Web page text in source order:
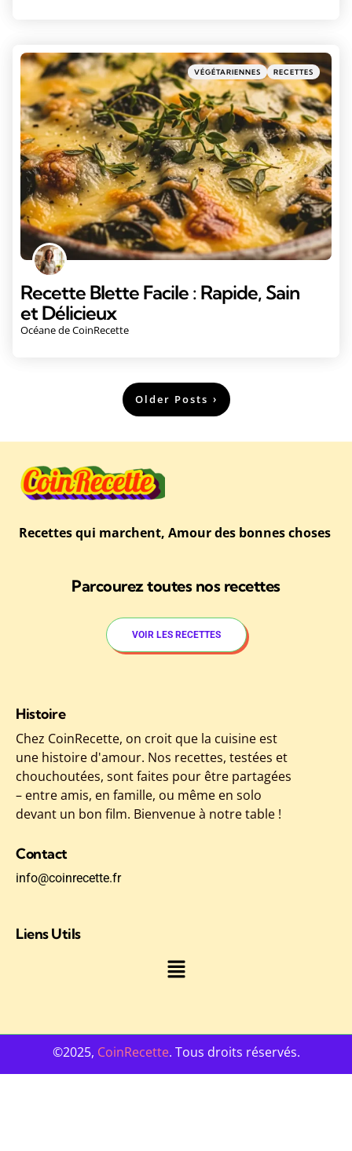
VÉGÉTARIENNES RECETTES
Recette Blette Facile : Rapide, Sain
et Délicieux
Océane de CoinRecette
Older Posts
Recettes qui marchent, Amour des bonnes choses
Parcourez toutes nos recettes
VOIR LES RECETTES
Histoire
Chez CoinRecette, on croit que la cuisine est
une histoire d'amour. Nos recettes, testées et
chouchoutées, sont faites pour être partagées
– entre amis, en famille, ou même en solo
devant un bon film. Bienvenue à notre table !
Contact
info@coinrecette.fr
Liens Utils
©2025, CoinRecette. Tous droits réservés.